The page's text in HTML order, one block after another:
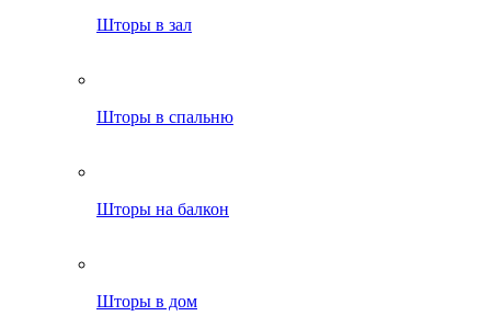
Шторы в зал
Шторы в спальню
Шторы на балкон
Шторы в дом